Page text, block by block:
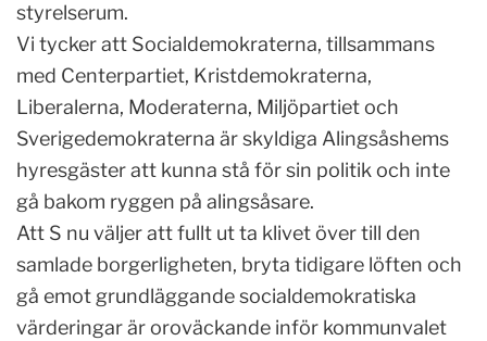
styrelserum.
Vi tycker att Socialdemokraterna, tillsammans
med Centerpartiet, Kristdemokraterna,
Liberalerna, Moderaterna, Miljöpartiet och
Sverigedemokraterna är skyldiga Alingsåshems
hyresgäster att kunna stå för sin politik och inte
gå bakom ryggen på alingsåsare.
Att S nu väljer att fullt ut ta klivet över till den
samlade borgerligheten, bryta tidigare löften och
gå emot grundläggande socialdemokratiska
värderingar är oroväckande inför kommunvalet